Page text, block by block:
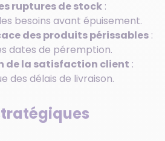
ruptures de stock :
besoins avant épuisement.
des produits périssables :
dates de péremption.
de la satisfaction client :
des délais de livraison.